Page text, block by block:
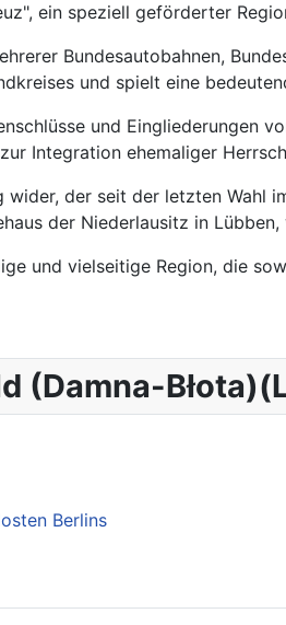
ein speziell geförderter
Bundesautobahnen,
und spielt eine
und Eingliederungen
Integration ehemaliger
der seit der letzten Wahl
der Niederlausitz in
und vielseitige Region, die
Berlins